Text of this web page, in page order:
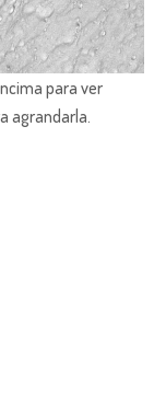
para ver
agrandarla.